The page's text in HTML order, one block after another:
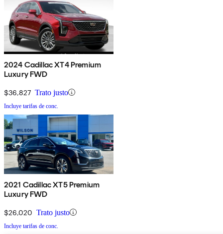
2024 Cadillac XT4 Premium
Luxury FWD
$36,827 Trato justo
Incluye tarifas de conc.
2021 Cadillac XT5 Premium
Luxury FWD
$26,020 Trato justo
Incluye tarifas de conc.